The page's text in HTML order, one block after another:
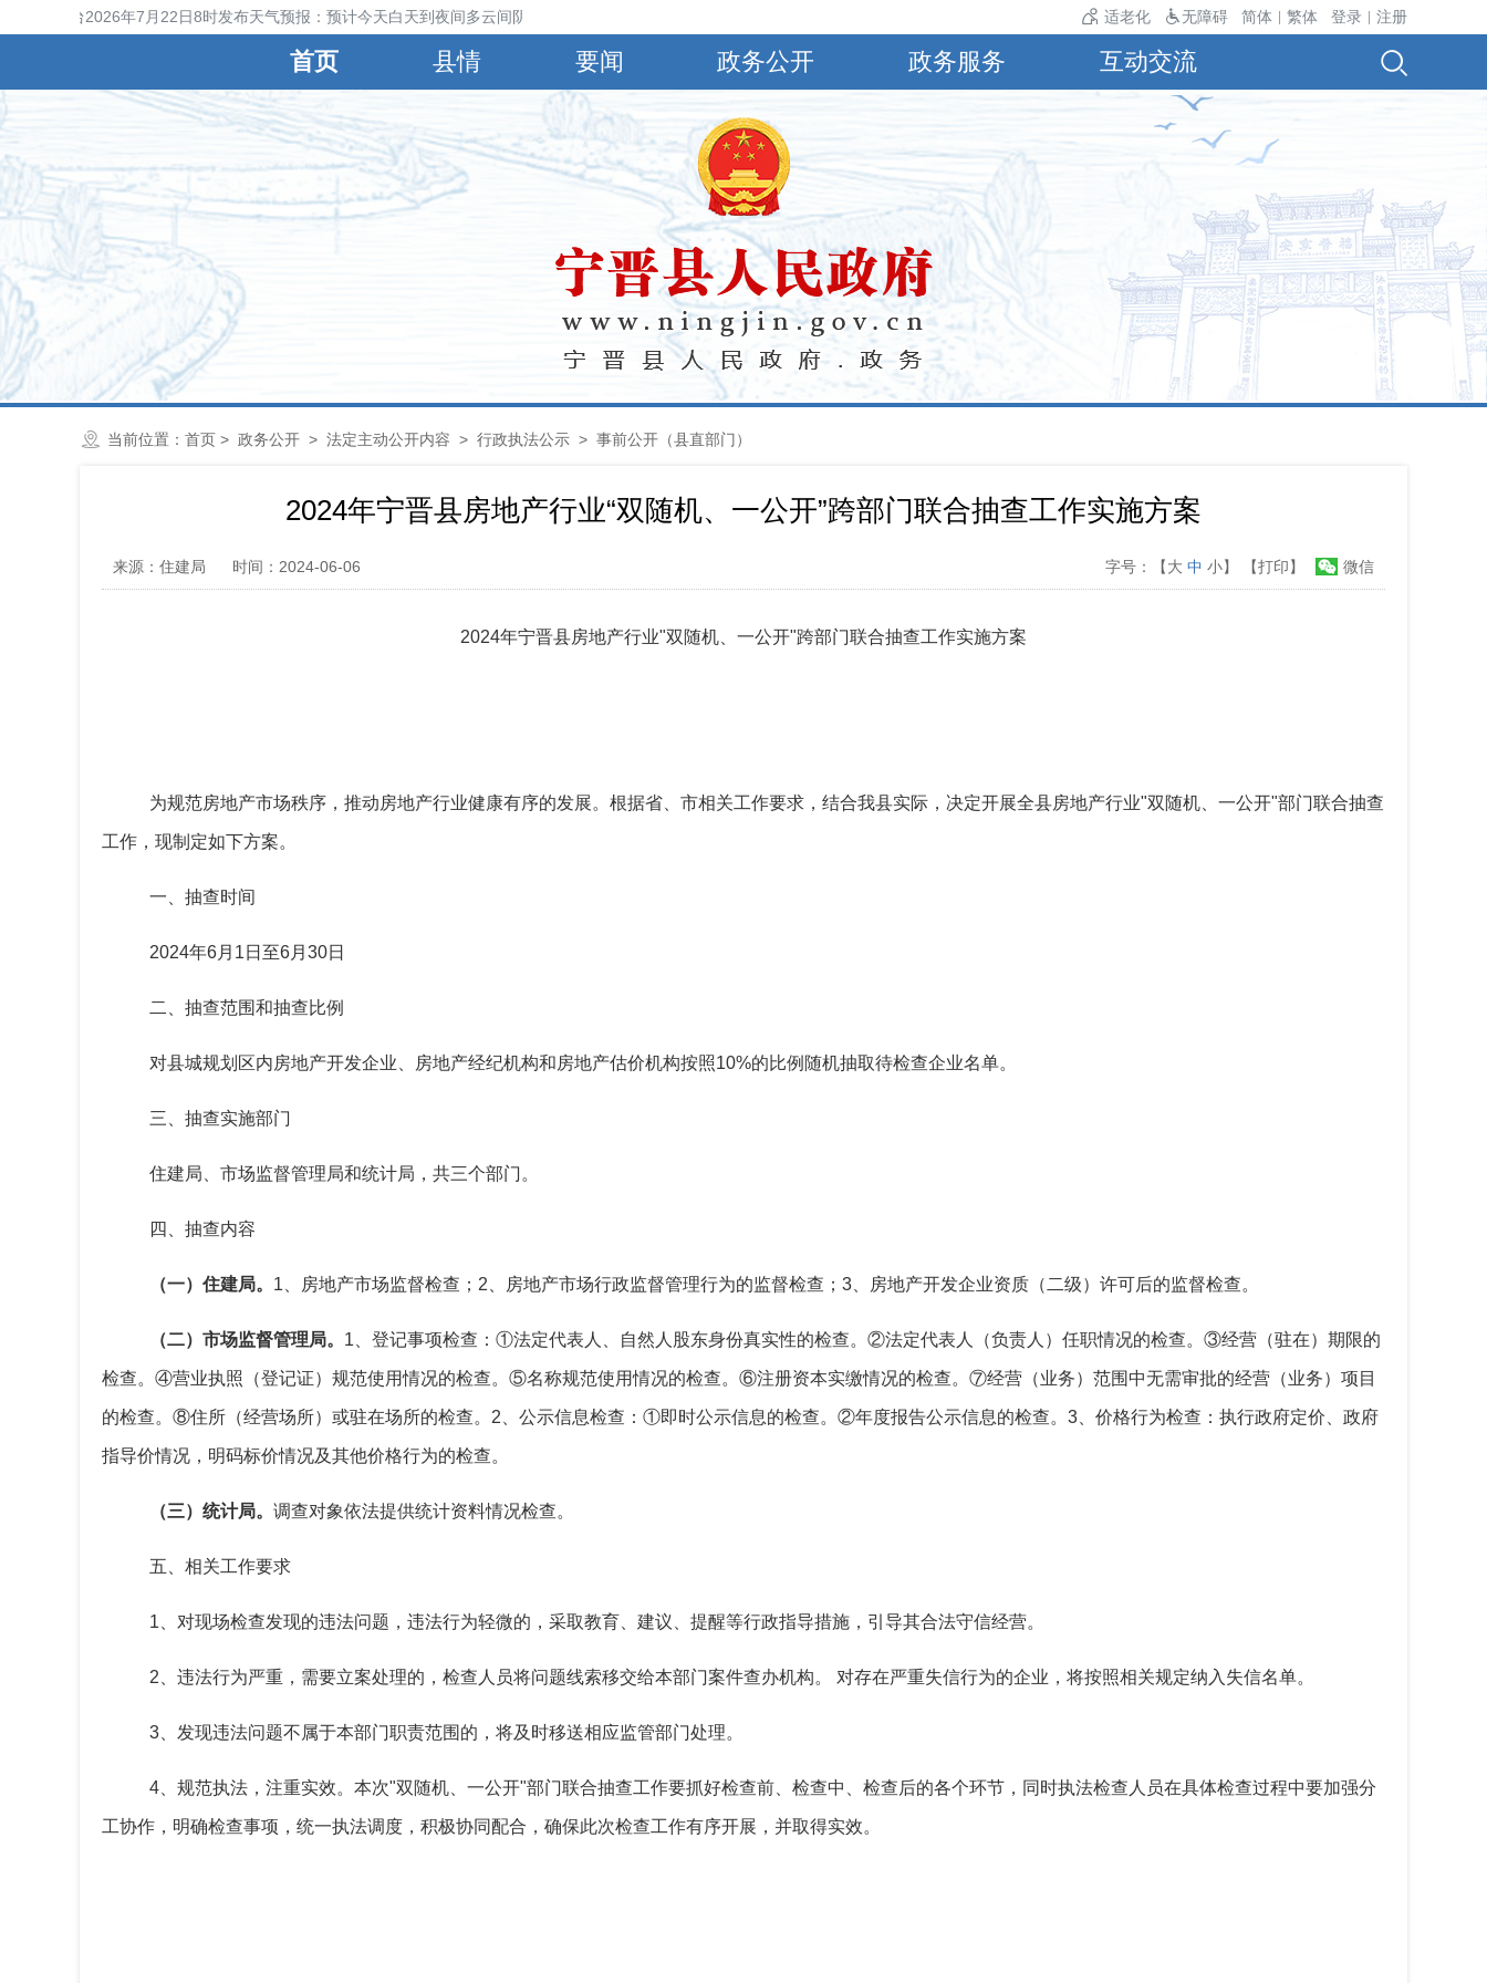
县气象台2026年7月22日8时发布天气预报：预计今天白天到夜间多云间阴，有小到中雨，偏南风4～5级，阵风6～8级，最高气温30℃，最低气温24℃。 适老化 无障碍 简体 繁体 登录 注册
首页 县情 要闻 政务公开 政务服务 互动交流
当前位置： 首页 > 政务公开 > 法定主动公开内容 > 行政执法公示 > 事前公开（县直部门）
2024年宁晋县房地产行业“双随机、一公开”跨部门联合抽查工作实施方案
来源：住建局 时间：2024-06-06 微信
字号：【大 中 小】 【打印】
2024年宁晋县房地产行业"双随机、一公开"跨部门联合抽查工作实施方案
为规范房地产市场秩序，推动房地产行业健康有序的发展。根据省、市相关工作要求，结合我县实际，决定开展全县房地产行业"双随机、一公开"部门联合抽查
工作，现制定如下方案。
一、抽查时间
2024年6月 1 日至6月 30日
二、抽查范围和抽查比例
对县城规划区内房地产开发企业、房地产经纪机构和房地产估价机构按照10%的比例随机抽取待检查企业名单。
三、抽查实施部门
住建局、市场监督管理局和统计局，共三个部门。
四、抽查内容
（一）住建局。 1 、房地产市场监督检查； 2 、房地产市场行政监督管理行为的监督检查； 3、房地产开发企业资质（二级）许可后的监督检查。
（二）市场监督管理局。 1 、登记事项检查：①法定代表人、自然人股东身份真实性的检查。②法定代表人（负责人）任职情况的检查。③经营（驻在）期限的
检查。④营业执照（登记证）规范使用情况的检查。⑤名称规范使用情况的检查。⑥注册资本实缴情况的检查。⑦经营（业务）范围中无需审批的经营（业务）项目
的检查。⑧住所（经营场所）或驻在场所的检查。 2 、公示信息检查：①即时公示信息的检查。②年度报告公示信息的检查。 3 、价格行为检查：执行政府定价、政府
指导价情况，明码标价情况及其他价格行为的检查。
（三）统计局。 调查对象依法提供统计资料情况检查。
五、相关工作要求
1 、对现场检查发现的违法问题，违法行为轻微的，采取教育、建议、提醒等行政指导措施，引导其合法守信经营。
2 、违法行为严重，需要立案处理的，检查人员将问题线索移交给本部门案件查办机构。 对存在严重失信行为的企业，将按照相关规定纳入失信名单。
3、发现违法问题不属于本部门职责范围的，将及时移送相应监管部门处理。
4、规范执法，注重实效。本次"双随机、一公开"部门联合抽查工作要抓好检查前、检查中、检查后的各个环节，同时执法检查人员在具体检查过程中要加强分
工协作，明确检查事项，统一执法调度，积极协同配合，确保此次检查工作有序开展，并取得实效。